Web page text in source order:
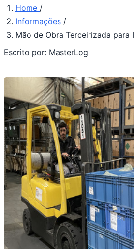
Home /
Informações /
Mão de Obra Terceirizada para
Escrito por: MasterLog